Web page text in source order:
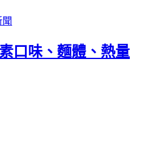
口味、麵體、熱量